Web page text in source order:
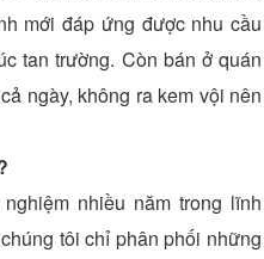
mới đáp ứng được nhu cầu
tan trường. Còn bán ở quán
ngày, không ra kem vội nên
nhiều năm trong lĩnh
tôi chỉ phân phối những